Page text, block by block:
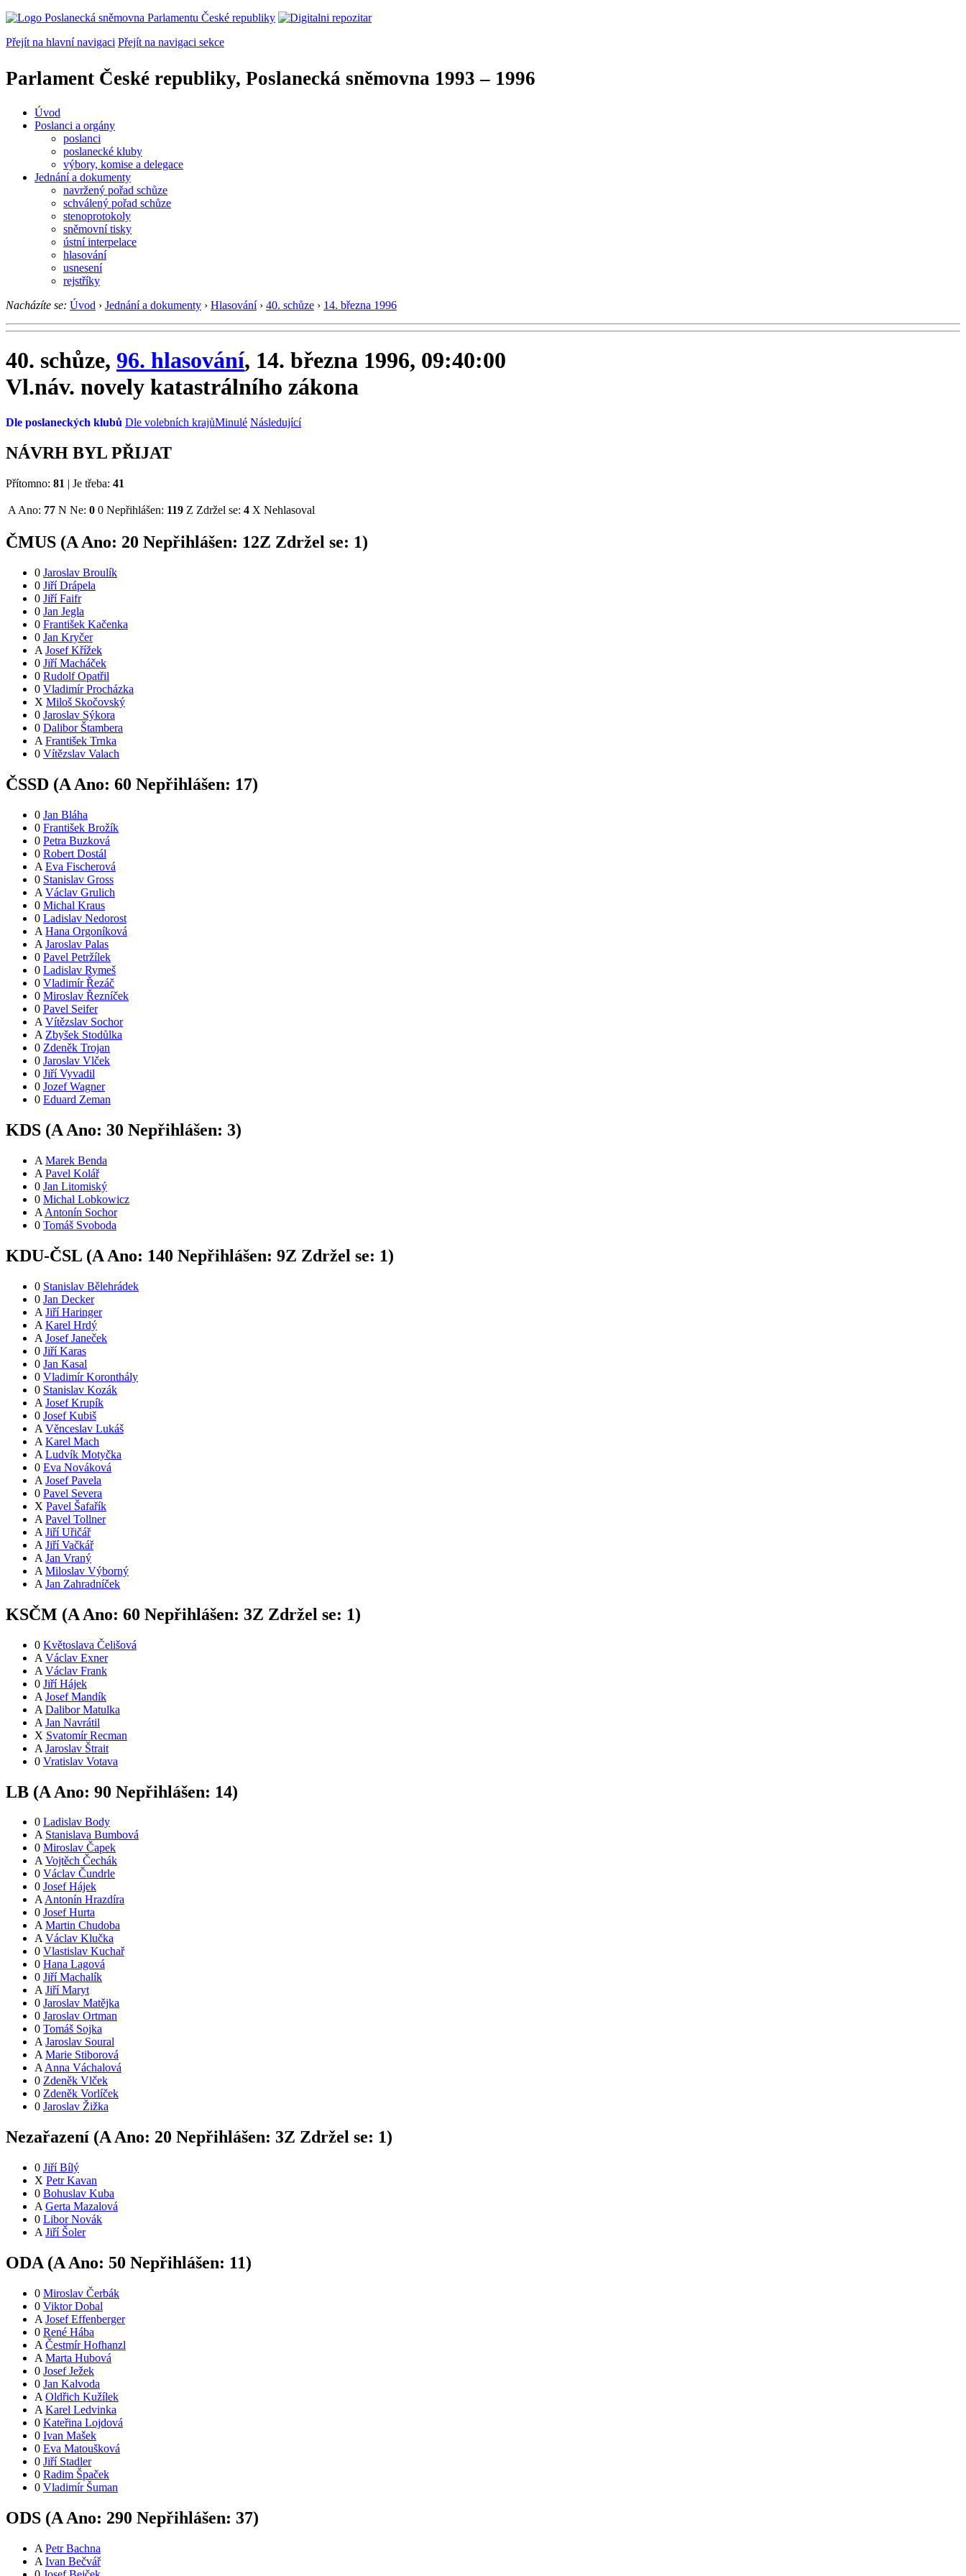
Přejít na hlavní navigaci Přejít na navigaci sekce
Parlament České republiky, Poslanecká sněmovna 1993 – 1996
Úvod
Poslanci a orgány
poslanci
poslanecké kluby
výbory, komise a delegace
Jednání a dokumenty
navržený pořad schůze
schválený pořad schůze
stenoprotokoly
sněmovní tisky
ústní interpelace
hlasování
usnesení
rejstříky
Nacházíte se: Úvod › Jednání a dokumenty › Hlasování › 40. schůze › 14. března 1996
40. schůze, 96. hlasování, 14. března 1996, 09:40:00
Vl.náv. novely katastrálního zákona
Dle poslaneckých klubů Dle volebních krajůMinulé Následující
NÁVRH BYL PŘIJAT
Přítomno: 81 | Je třeba: 41
A Ano: 77 N Ne: 0 0 Nepřihlášen: 119 Z Zdržel se: 4 X Nehlasoval
ČMUS (AAno: 20 Nepřihlášen: 12Z Zdržel se: 1)
0 Jaroslav Broulík
0 Jiří Drápela
0 Jiří Faifr
0 Jan Jegla
0 František Kačenka
0 Jan Kryčer
A Josef Křížek
0 Jiří Macháček
0 Rudolf Opatřil
0 Vladimír Procházka
X Miloš Skočovský
0 Jaroslav Sýkora
0 Dalibor Štambera
A František Trnka
0 Vítězslav Valach
ČSSD (AAno: 60 Nepřihlášen: 17)
0 Jan Bláha
0 František Brožík
0 Petra Buzková
0 Robert Dostál
A Eva Fischerová
0 Stanislav Gross
A Václav Grulich
0 Michal Kraus
0 Ladislav Nedorost
A Hana Orgoníková
A Jaroslav Palas
0 Pavel Petržílek
0 Ladislav Rymeš
0 Vladimír Řezáč
0 Miroslav Řezníček
0 Pavel Seifer
A Vítězslav Sochor
A Zbyšek Stodůlka
0 Zdeněk Trojan
0 Jaroslav Vlček
0 Jiří Vyvadil
0 Jozef Wagner
0 Eduard Zeman
KDS (A Ano: 30 Nepřihlášen: 3)
A Marek Benda
A Pavel Kolář
0 Jan Litomiský
0 Michal Lobkowicz
A Antonín Sochor
0 Tomáš Svoboda
KDU-ČSL (A Ano: 140 Nepřihlášen: 9Z Zdržel se: 1)
0 Stanislav Bělehrádek
0 Jan Decker
A Jiří Haringer
A Karel Hrdý
A Josef Janeček
0 Jiří Karas
0 Jan Kasal
0 Vladimír Koronthály
0 Stanislav Kozák
A Josef Krupík
0 Josef Kubiš
A Věnceslav Lukáš
A Karel Mach
A Ludvík Motyčka
0 Eva Nováková
A Josef Pavela
0 Pavel Severa
X Pavel Šafařík
A Pavel Tollner
A Jiří Uřičář
A Jiří Vačkář
A Jan Vraný
A Miloslav Výborný
A Jan Zahradníček
KSČM (A Ano: 60 Nepřihlášen: 3Z Zdržel se: 1)
0 Květoslava Čelišová
A Václav Exner
A Václav Frank
0 Jiří Hájek
A Josef Mandík
A Dalibor Matulka
A Jan Navrátil
X Svatomír Recman
A Jaroslav Štrait
0 Vratislav Votava
LB (A Ano: 90 Nepřihlášen: 14)
0 Ladislav Body
A Stanislava Bumbová
0 Miroslav Čapek
A Vojtěch Čechák
0 Václav Čundrle
0 Josef Hájek
AAntonín Hrazdíra
0 Josef Hurta
A Martin Chudoba
A Václav Klučka
0 Vlastislav Kuchař
0 Hana Lagová
0 Jiří Machalík
A Jiří Maryt
0 Jaroslav Matějka
0 Jaroslav Ortman
0 Tomáš Sojka
A Jaroslav Soural
A Marie Stiborová
AAnna Váchalová
0 Zdeněk Vlček
0 Zdeněk Vorlíček
0 Jaroslav Žižka
Nezařazení (AAno: 20 Nepřihlášen: 3Z Zdržel se: 1)
0 Jiří Bílý
X Petr Kavan
0 Bohuslav Kuba
A Gerta Mazalová
0 Libor Novák
A Jiří Šoler
ODA (A Ano: 50 Nepřihlášen: 11)
0 Miroslav Čerbák
0 Viktor Dobal
A Josef Effenberger
0 René Hába
A Čestmír Hofhanzl
A Marta Hubová
0 Josef Ježek
0 Jan Kalvoda
A Oldřich Kužílek
A Karel Ledvinka
0 Kateřina Lojdová
0 Ivan Mašek
0 Eva Matoušková
0 Jiří Stadler
0 Radim Špaček
0 Vladimír Šuman
ODS (A Ano: 290 Nepřihlášen: 37)
A Petr Bachna
A Ivan Bečvář